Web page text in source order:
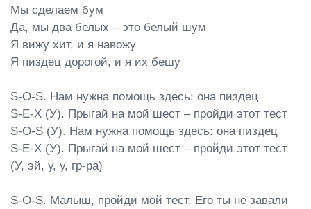
Мы сделаем бум
Да, мы два белых – это белый шум
Я вижу хит, и я навожу
Я пиздец дорогой, и я их бешу
S-O-S. Нам нужна помощь здесь: она пиздец
S-E-X (У). Прыгай на мой шест – пройди этот тест
S-O-S (У). Нам нужна помощь здесь: она пиздец
S-E-X (У). Прыгай на мой шест – пройди этот тест
(У, эй, у, у, гр-ра)
S-O-S. Малыш, пройди мой тест. Его ты не завали